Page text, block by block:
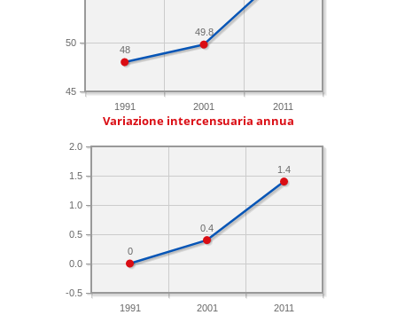
1991 2001 2011
45
50
49.8
48
Variazione intercensuaria annua
1991 2001 2011
-0.5
0.0
0.5
1.0
1.5
2.0
1.4
0.4
0